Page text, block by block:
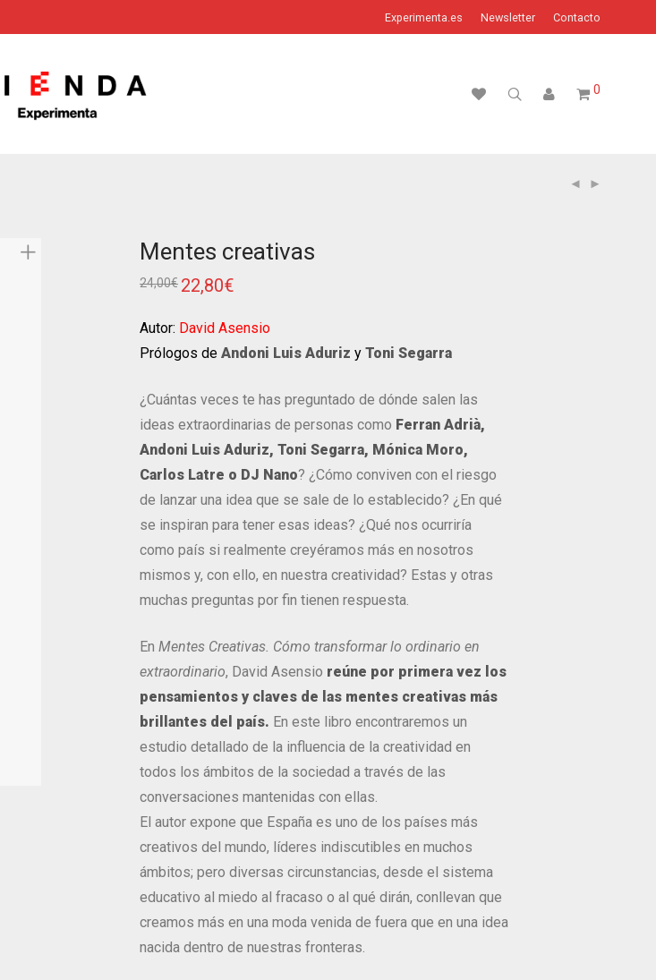
Experimenta.es Newsletter Contacto
0
Mentes creativas
24,00€ 22,80€
Autor: David Asensio
Prólogos de Andoni Luis Aduriz y Toni Segarra
¿Cuántas veces te has preguntado de dónde salen las
ideas extraordinarias de personas como Ferran Adrià,
Andoni Luis Aduriz, Toni Segarra, Mónica Moro,
Carlos Latre o DJ Nano? ¿Cómo conviven con el riesgo
de lanzar una idea que se sale de lo establecido? ¿En qué
se inspiran para tener esas ideas? ¿Qué nos ocurriría
como país si realmente creyéramos más en nosotros
mismos y, con ello, en nuestra creatividad? Estas y otras
muchas preguntas por fin tienen respuesta.
En Mentes Creativas. Cómo transformar lo ordinario en
extraordinario, David Asensio reúne por primera vez los
pensamientos y claves de las mentes creativas más
brillantes del país. En este libro encontraremos un
estudio detallado de la influencia de la creatividad en
todos los ámbitos de la sociedad a través de las
conversaciones mantenidas con ellas.
El autor expone que España es uno de los países más
creativos del mundo, líderes indiscutibles en muchos
ámbitos; pero diversas circunstancias, desde el sistema
educativo al miedo al fracaso o al qué dirán, conllevan que
creamos más en una moda venida de fuera que en una idea
nacida dentro de nuestras fronteras.